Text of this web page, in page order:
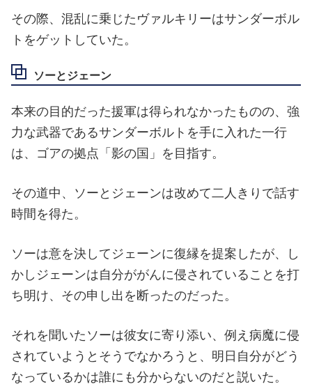
その際、混乱に乗じたヴァルキリーはサンダーボル
トをゲットしていた。
ソーとジェーン
本来の目的だった援軍は得られなかったものの、強
力な武器であるサンダーボルトを手に入れた一行
は、ゴアの拠点「影の国」を目指す。
その道中、ソーとジェーンは改めて二人きりで話す
時間を得た。
ソーは意を決してジェーンに復縁を提案したが、し
かしジェーンは自分ががんに侵されていることを打
ち明け、その申し出を断ったのだった。
それを聞いたソーは彼女に寄り添い、例え病魔に侵
されていようとそうでなかろうと、明日自分がどう
なっているかは誰にも分からないのだと説いた。